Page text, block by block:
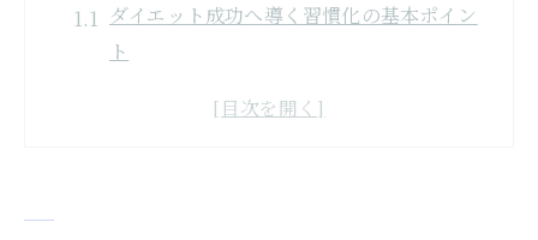
ダイエット成功へ導く習慣化の基本ポイン
ト